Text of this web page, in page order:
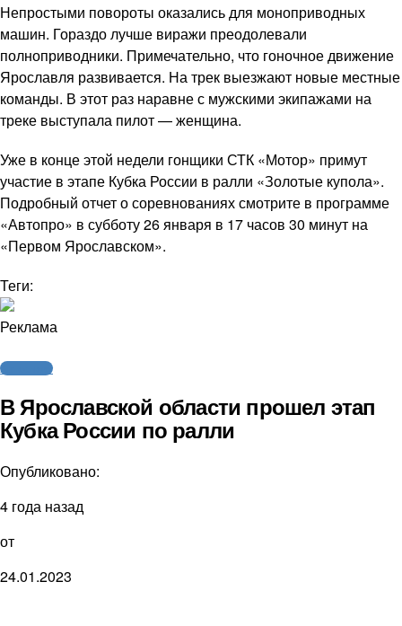
Непростыми повороты оказались для моноприводных
машин. Гораздо лучше виражи преодолевали
полноприводники. Примечательно, что гоночное движение
Ярославля развивается. На трек выезжают новые местные
команды. В этот раз наравне с мужскими экипажами на
треке выступала пилот — женщина.
Уже в конце этой недели гонщики СТК «Мотор» примут
участие в этапе Кубка России в ралли «Золотые купола».
Подробный отчет о соревнованиях смотрите в программе
«Автопро» в субботу 26 января в 17 часов 30 минут на
«Первом Ярославском».
Теги:
Реклама
Автоспорт
В Ярославской области прошел этап
Кубка России по ралли
Опубликовано:
4 года назад
от
24.01.2023